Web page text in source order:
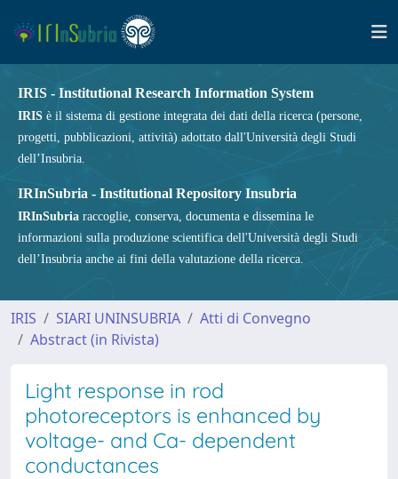
IRIS - Institutional Research Information System
IRIS è il sistema di gestione integrata dei dati della ricerca (persone,
progetti, pubblicazioni, attività) adottato dall'Università degli Studi
dell’Insubria.
IRInSubria - Institutional Repository Insubria
IRInSubria raccoglie, conserva, documenta e dissemina le
informazioni sulla produzione scientifica dell'Università degli Studi
dell’Insubria anche ai fini della valutazione della ricerca.
IRIS SIARI UNINSUBRIA
Atti di Convegno
Abstract (in Rivista)
Light response in rod
photoreceptors is enhanced by
voltage- and Ca- dependent
conductances